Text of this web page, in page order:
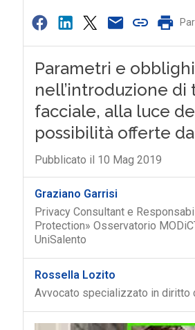
Parametri e
nell’introduzione
facciale, alla luce
possibilità offerte
Pubblicato il 10 Mag 2019
Graziano Garrisi
Privacy Consultant e
Protection» Osservatorio
UniSalento
Rossella Lozito
Avvocato specializzato in diritto